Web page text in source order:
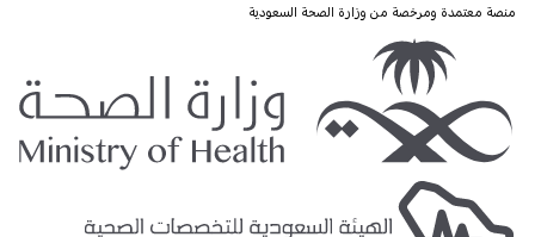
منصة معتمدة ومرخصة من وزارة الصحة السعودية